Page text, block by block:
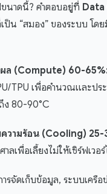
นาดนี้? คำตอบอยู่ที่
น “สมอง” ของระบบ โดย
ผล (Compute) 60-
TPU เพื่อคำนวณและปร
ง 80-90°C
ความร้อน (Cooling) 25-
ลเพื่อเลี้ยงไม่ให้เซิร์ฟเวอ
ารจัดเก็บข้อมูล, ระบบเครื